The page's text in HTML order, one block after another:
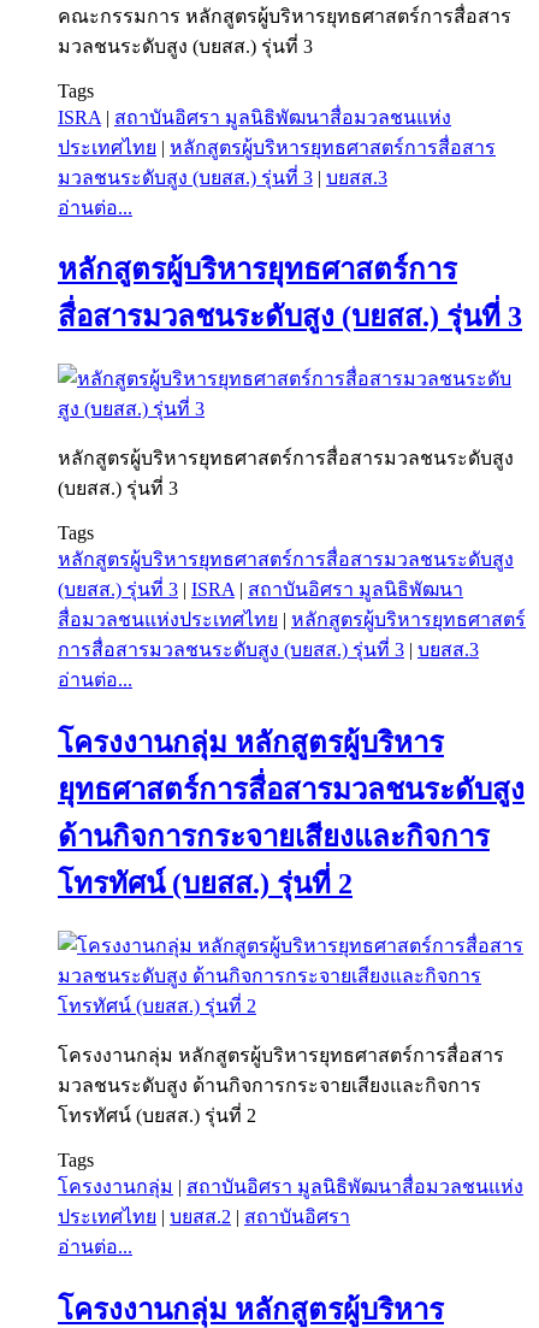
คณะกรรมการ หลักสูตรผู้บริหารยุทธศาสตร์การสื่อสาร
มวลชนระดับสูง (บยสส.) รุ่นที่ 3
Tags
ISRA | สถาบันอิศรา มูลนิธิพัฒนาสื่อมวลชนแห่ง
ประเทศไทย | หลักสูตรผู้บริหารยุทธศาสตร์การสื่อสาร
มวลชนระดับสูง (บยสส.) รุ่นที่ 3 | บยสส.3
อ่านต่อ...
หลักสูตรผู้บริหารยุทธศาสตร์การ
สื่อสารมวลชนระดับสูง (บยสส.) รุ่นที่ 3
หลักสูตรผู้บริหารยุทธศาสตร์การสื่อสารมวลชนระดับสูง
(บยสส.) รุ่นที่ 3
Tags
หลักสูตรผู้บริหารยุทธศาสตร์การสื่อสารมวลชนระดับสูง
(บยสส.) รุ่นที่ 3 | ISRA | สถาบันอิศรา มูลนิธิพัฒนา
สื่อมวลชนแห่งประเทศไทย | หลักสูตรผู้บริหารยุทธศาสตร์
การสื่อสารมวลชนระดับสูง (บยสส.) รุ่นที่ 3 | บยสส.3
อ่านต่อ...
โครงงานกลุ่ม หลักสูตรผู้บริหาร
ยุทธศาสตร์การสื่อสารมวลชนระดับสูง
ด้านกิจการกระจายเสียงและกิจการ
โทรทัศน์ (บยสส.) รุ่นที่ 2
โครงงานกลุ่ม หลักสูตรผู้บริหารยุทธศาสตร์การสื่อสาร
มวลชนระดับสูง ด้านกิจการกระจายเสียงและกิจการ
โทรทัศน์ (บยสส.) รุ่นที่ 2
Tags
โครงงานกลุ่ม | สถาบันอิศรา มูลนิธิพัฒนาสื่อมวลชนแห่ง
ประเทศไทย | บยสส.2 | สถาบันอิศรา
อ่านต่อ...
โครงงานกลุ่ม หลักสูตรผู้บริหาร